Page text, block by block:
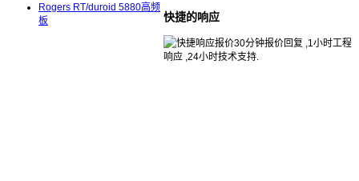
Rogers RT/duroid 5880高频
板
快捷的响应
30分钟报价回复 ,1小时工程
响应 ,24小时技术支持.